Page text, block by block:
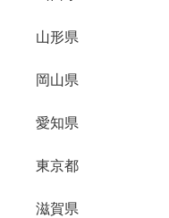
山形県
岡山県
愛知県
東京都
滋賀県